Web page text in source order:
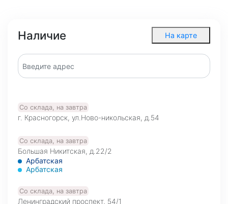
Наличие На карте
Со склада, на завтра
г. Красногорск, ул.Ново-никольская, д.54
Со склада, на завтра
Большая Никитская, д.22/2
Арбатская
Арбатская
Со склада, на завтра
Ленинградский проспект, 54/1